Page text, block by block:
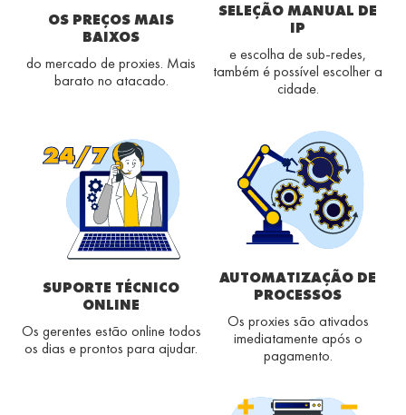
OS PREÇOS MAIS
BAIXOS
do mercado de proxies. Mais
barato no atacado.
SELEÇÃO MANUAL DE
IP
e escolha de sub-redes,
também é possível escolher a
cidade.
SUPORTE TÉCNICO
ONLINE
Os gerentes estão online todos
os dias e prontos para ajudar.
AUTOMATIZAÇÃO DE
PROCESSOS
Os proxies são ativados
imediatamente após o
pagamento.